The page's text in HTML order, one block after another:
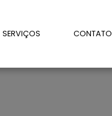
SERVIÇOS CONTATO